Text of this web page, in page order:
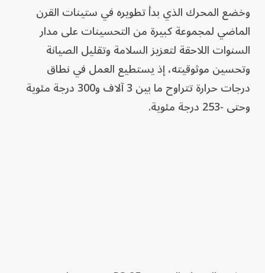
وخضع المحرك الذي بدأ تطويره في ستينات القرن
الماضي لمجموعة كبيرة من التحسينات على مدار
السنوات اللاحقة لتعزيز السلامة وتقليل الصيانة
وتحسين موثوقيته، إذ يستطيع العمل في نطاق
درجات حرارة تتراوح ما بين 3 آلاف و300 درجة مئوية
وحتى -253 درجة مئوية.